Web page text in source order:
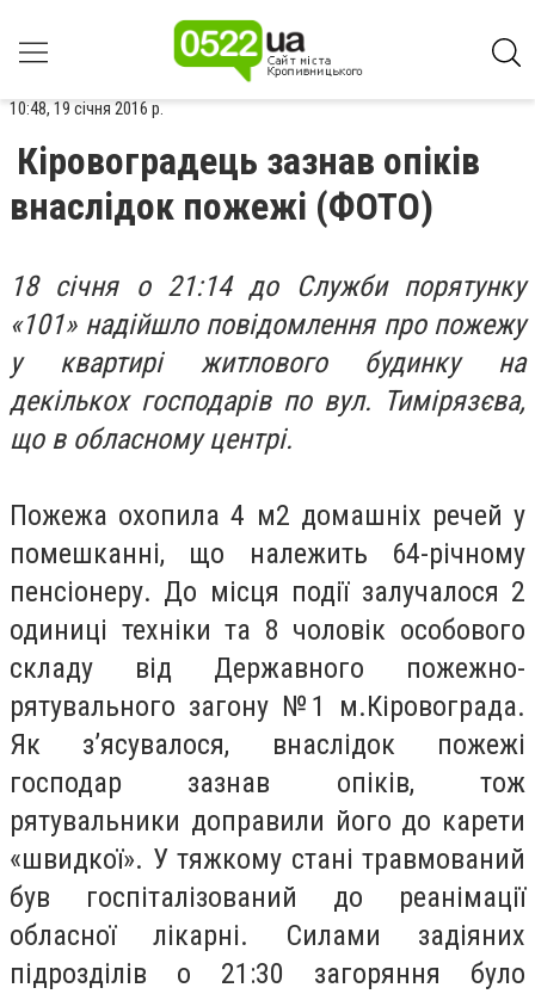
10:48, 19 січня 2016 р.
Кіровоградець зазнав опіків
внаслідок пожежі (ФОТО)
18 січня о 21:14 до Служби порятунку
«101» надійшло повідомлення про пожежу
у квартирі житлового будинку на
декількох господарів по вул. Тимірязєва,
що в обласному центрі.
Пожежа охопила 4 м2 домашніх речей у
помешканні, що належить 64-річному
пенсіонеру. До місця події залучалося 2
одиниці техніки та 8 чоловік особового
складу від Державного пожежно-
рятувального загону №1 м.Кіровограда.
Як з’ясувалося, внаслідок пожежі
господар зазнав опіків, тож
рятувальники доправили його до карети
«швидкої». У тяжкому стані травмований
був госпіталізований до реанімації
обласної лікарні. Силами задіяних
підрозділів о 21:30 загоряння було